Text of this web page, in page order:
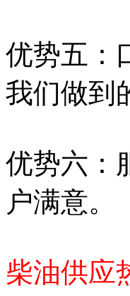
优势五：
我们做到
优势六：
户满意。
柴油供应